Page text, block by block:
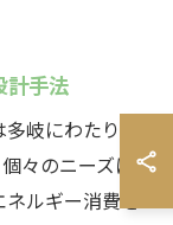
計手法
岐にわたりま
々のニーズに
ルギー消費を